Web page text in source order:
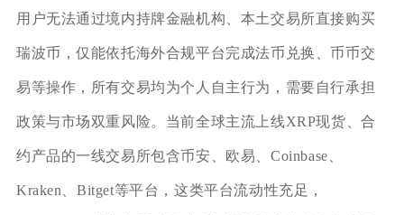
用户无法通过境内持牌金融机构、本土交易所直接购买
瑞波币，仅能依托海外合规平台完成法币兑换、币币交
易等操作，所有交易均为个人自主行为，需要自行承担
政策与市场双重风险。当前全球主流上线XRP现货、合
约产品的一线交易所包含币安、欧易、Coinbase、
Kraken、Bitget等平台，这类平台流动性充足，